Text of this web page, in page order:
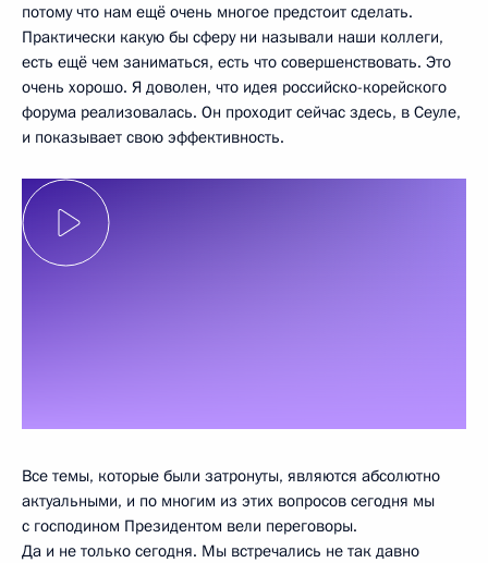
потому что нам ещё очень многое предстоит сделать.
Практически какую бы сферу ни называли наши коллеги,
есть ещё чем заниматься, есть что совершенствовать. Это
очень хорошо. Я доволен, что идея российско-корейского
форума реализовалась. Он проходит сейчас здесь, в Сеуле,
и показывает свою эффективность.
Все темы, которые были затронуты, являются абсолютно
актуальными, и по многим из этих вопросов сегодня мы
с господином Президентом вели переговоры.
Да и не только сегодня. Мы встречались не так давно